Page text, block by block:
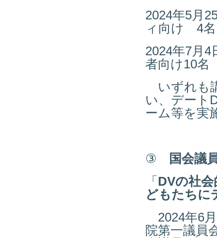
2024年5月
ィ向け 4名
2024年7月
者向け10名
いずれも
い、デート
ーム等を実
③
国会議
「 DVの社
どもたちに
2024年6
院第一議員